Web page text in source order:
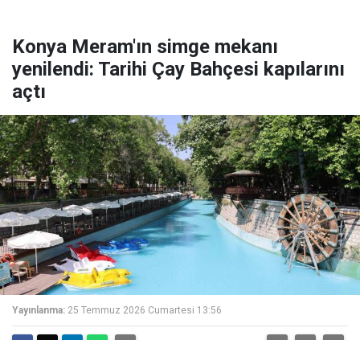
Konya Meram'ın simge mekanı
yenilendi: Tarihi Çay Bahçesi kapılarını
açtı
Yayınlanma: 25 Temmuz 2026 Cumartesi 13:56